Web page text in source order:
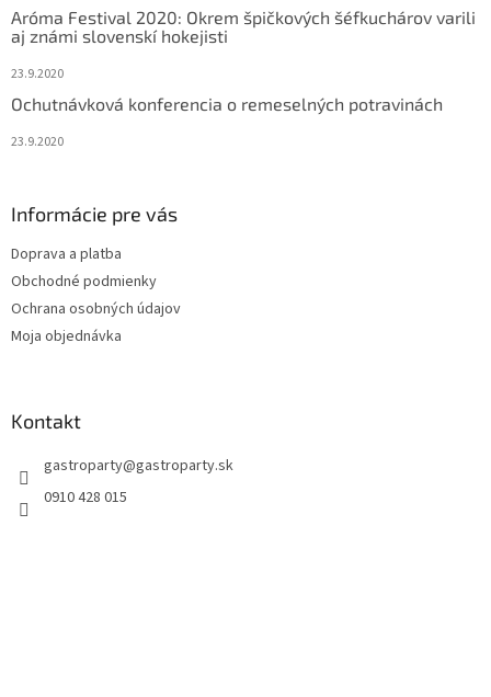
Aróma Festival 2020: Okrem špičkových šéfkuchárov varili
aj známi slovenskí hokejisti
23.9.2020
Ochutnávková konferencia o remeselných potravinách
23.9.2020
Informácie pre vás
Doprava a platba
Obchodné podmienky
Ochrana osobných údajov
Moja objednávka
Kontakt
gastroparty@gastroparty.sk
0910 428 015